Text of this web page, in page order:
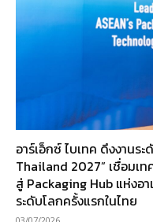
อาร์เอ็กซ์ ไบเทค ดึงงานร
Thailand 2027” เชื่อมเ
สู่ Packaging Hub แห่งอ
ระดับโลกครั้งแรกในไทย